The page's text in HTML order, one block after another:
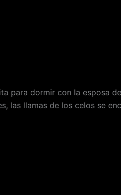
para dormir con la esposa
las llamas de los celos se